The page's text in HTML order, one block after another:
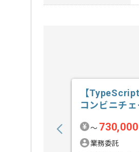
【
コンビニチ
〜 730,000
業務委託